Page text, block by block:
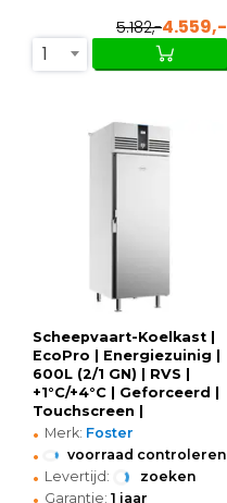
5.182,-4.559,-
1
Scheepvaart-Koelkast |
EcoPro | Energiezuinig |
600L (2/1 GN) | RVS |
+1°C/+4°C | Geforceerd |
Touchscreen |
Vloer-/Wandbevestiging
| 700x855x2080(h)mm
• Merk: Foster
• voorraad controleren
• Levertijd: zoeken
Garantie: 1 jaar